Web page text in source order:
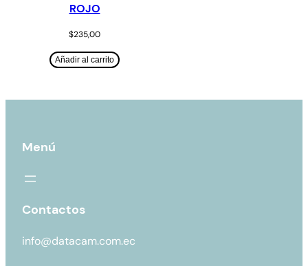
ROJO
$235,00
Añadir al carrito
Menú
Contactos
info@datacam.com.ec